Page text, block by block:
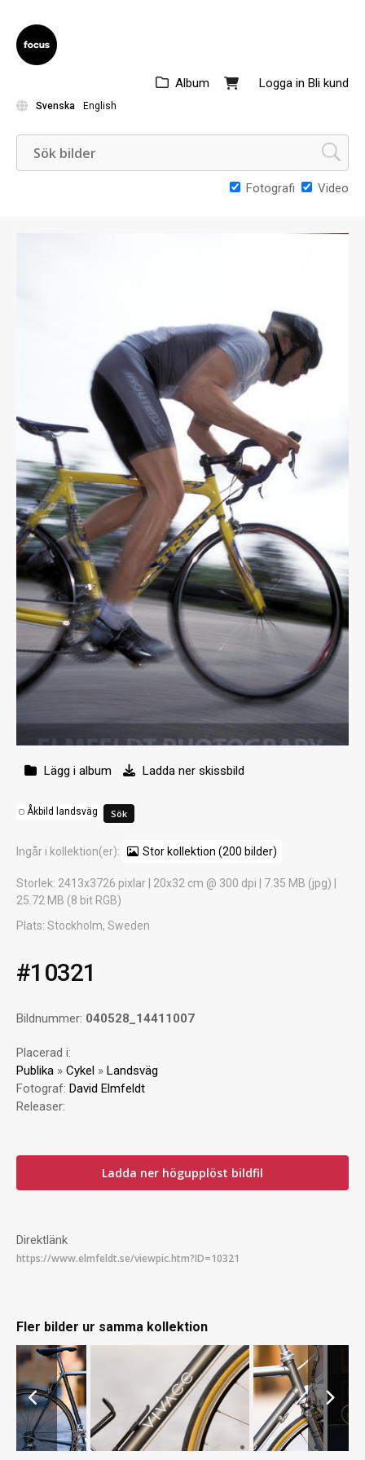
Logga in Bli kund
Album
Svenska English
Fotografi Video
Lägg i album Ladda ner skissbild
Åkbild landsväg
Ingår i kollektion(er): Stor kollektion (200 bilder)
Storlek: 2413x3726 pixlar | 20x32 cm @ 300 dpi | 7.35 MB (jpg) |
25.72 MB (8 bit RGB)
Plats: Stockholm, Sweden
#10321
Bildnummer: 040528_14411007
Placerad i:
Publika » Cykel » Landsväg
Fotograf: David Elmfeldt
Releaser:
Ladda ner högupplöst bildfil
Direktlänk
Fler bilder ur samma kollektion